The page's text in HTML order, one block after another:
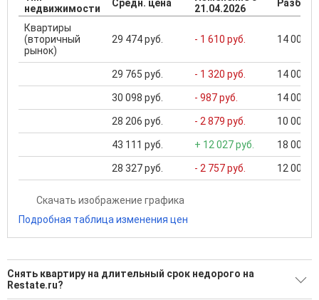
недвижимости
Средн. цена
21.04.2026
Квартиры
(вторичный
рынок)
29 474 руб. - 1 610 руб. 14 000
29 765 руб. - 1 320 руб. 14 000
30 098 руб. - 987 руб. 14 000
28 206 руб. - 2 879 руб. 10 000
43 111 руб. + 12 027 руб. 18 000
28 327 руб. - 2 757 руб. 12 000
Скачать изображение графика
Подробная таблица изменения цен
Снять квартиру на длительный срок недорого на
Restate.ru?